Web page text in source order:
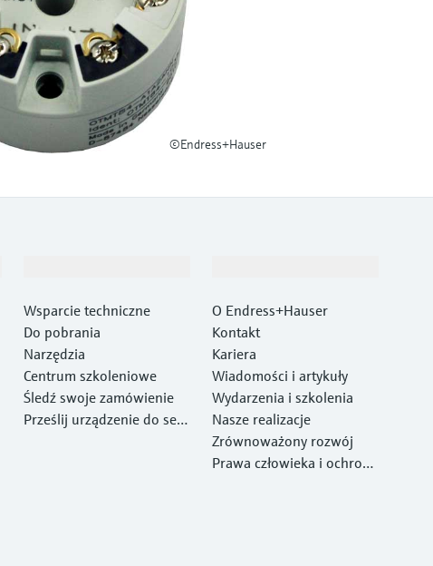
©Endress+Hauser
Wsparcie techniczne
Do pobrania
Narzędzia
Centrum szkoleniowe
Śledź swoje zamówienie
Prześlij urządzenie do ser
O Endress+Hauser
Kontakt
Kariera
Wiadomości i artykuły
Wydarzenia i szkolenia
Nasze realizacje
Zrównoważony rozwój
Prawa człowieka i ochrona